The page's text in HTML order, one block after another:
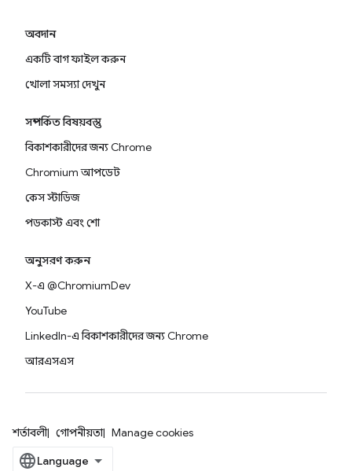
অবদান
একটি বাগ ফাইল করুন
খোলা সমস্যা দেখুন
সম্পর্কিত বিষয়বস্তু
বিকাশকারীদের জন্য Chrome
Chromium আপডেট
কেস স্টাডিজ
পডকাস্ট এবং শো
অনুসরণ করুন
X-এ @ChromiumDev
YouTube
LinkedIn-এ বিকাশকারীদের জন্য Chrome
আরএসএস
শর্তাবলী গোপনীয়তা Manage cookies